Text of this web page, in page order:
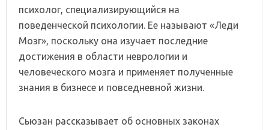
психолог, специализирующийся на
поведенческой психологии. Ее называют «Леди
Мозг», поскольку она изучает последние
достижения в области неврологии и
человеческого мозга и применяет полученные
знания в бизнесе и повседневной жизни.
Сьюзан рассказывает об основных законах